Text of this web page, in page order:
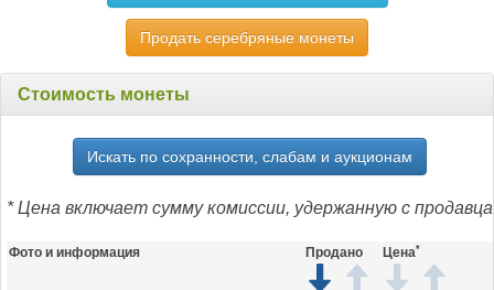
Продать серебряные монеты
Стоимость монеты
Искать по сохранности, слабам и аукционам
* Цена включает сумму комиссии, удержанную с продавца
Фото и информация Продано Цена*